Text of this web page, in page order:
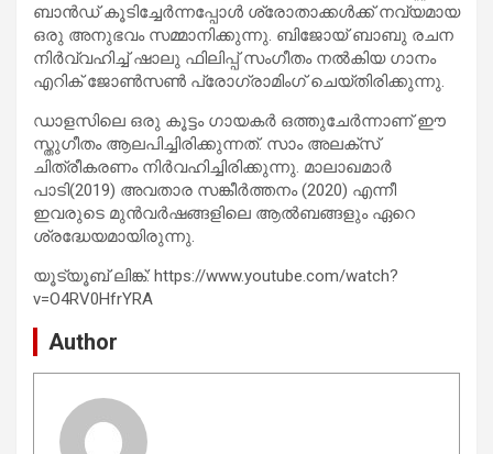
ബാൻഡ് കൂടിച്ചേർന്നപ്പോൾ ശ്രോതാക്കൾക്ക് നവ്യമായ
ഒരു അനുഭവം സമ്മാനിക്കുന്നു. ബിജോയ് ബാബു രചന
നിർവ്വഹിച്ച് ഷാലു ഫിലിപ്പ് സംഗീതം നൽകിയ ഗാനം
എറിക് ജോൺസൺ പ്രോഗ്രാമിംഗ് ചെയ്തിരിക്കുന്നു.
ഡാളസിലെ ഒരു കൂട്ടം ഗായകർ ഒത്തുചേർന്നാണ്‌ ഈ
സ്തുഗീതം ആലപിച്ചിരിക്കുന്നത്. സാം അലക്സ്
ചിത്രീകരണം നിർവഹിച്ചിരിക്കുന്നു. മാലാഖമാർ
പാടി(2019) അവതാര സങ്കീർത്തനം (2020) എന്നീ
ഇവരുടെ മുൻവർഷങ്ങളിലെ ആൽബങ്ങളും ഏറെ
ശ്രദ്ധേയമായിരുന്നു.
യൂട്യൂബ് ലിങ്ക്: https://www.youtube.com/watch?
v=O4RV0HfrYRA
Author